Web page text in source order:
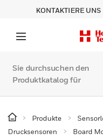
KONTAKTIERE UNS
Sie durchsuchen den
Produktkatalog für
Produkte
Drucksensoren
Board